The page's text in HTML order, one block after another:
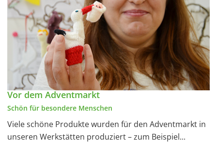
Vor dem Adventmarkt
Schön für besondere Menschen
Viele schöne Produkte wurden für den Adventmarkt in
unseren Werkstätten produziert – zum Beispiel...